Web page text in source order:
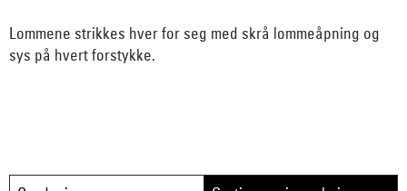
Lommene strikkes hver for seg med skrå lommeåpning og
sys på hvert forstykke.